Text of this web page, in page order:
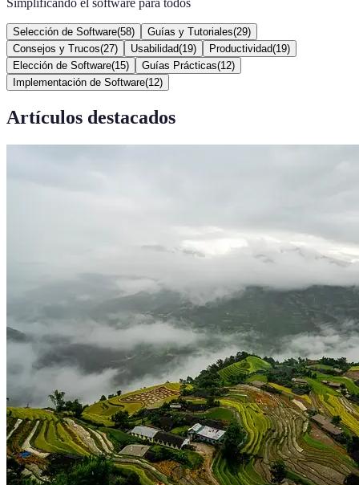
Selección de Software(58) Guías y Tutoriales(29)
Consejos y Trucos(27) Usabilidad(19) Productividad(19)
Elección de Software(15) Guías Prácticas(12)
Implementación de Software(12)
Artículos destacados